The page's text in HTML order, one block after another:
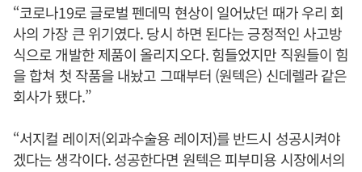
“코로나19로 글로벌 펜데믹 현상이 일어났던 때가 우리 회
사의 가장 큰 위기였다. 당시 하면 된다는 긍정적인 사고방
식으로 개발한 제품이 올리지오다. 힘들었지만 직원들이 힘
을 합쳐 첫 작품을 내놨고 그때부터 (원텍은) 신데렐라 같은
회사가 됐다.”
“서지컬 레이저(외과수술용 레이저)를 반드시 성공시켜야
겠다는 생각이다. 성공한다면 원텍은 피부미용 시장에서의